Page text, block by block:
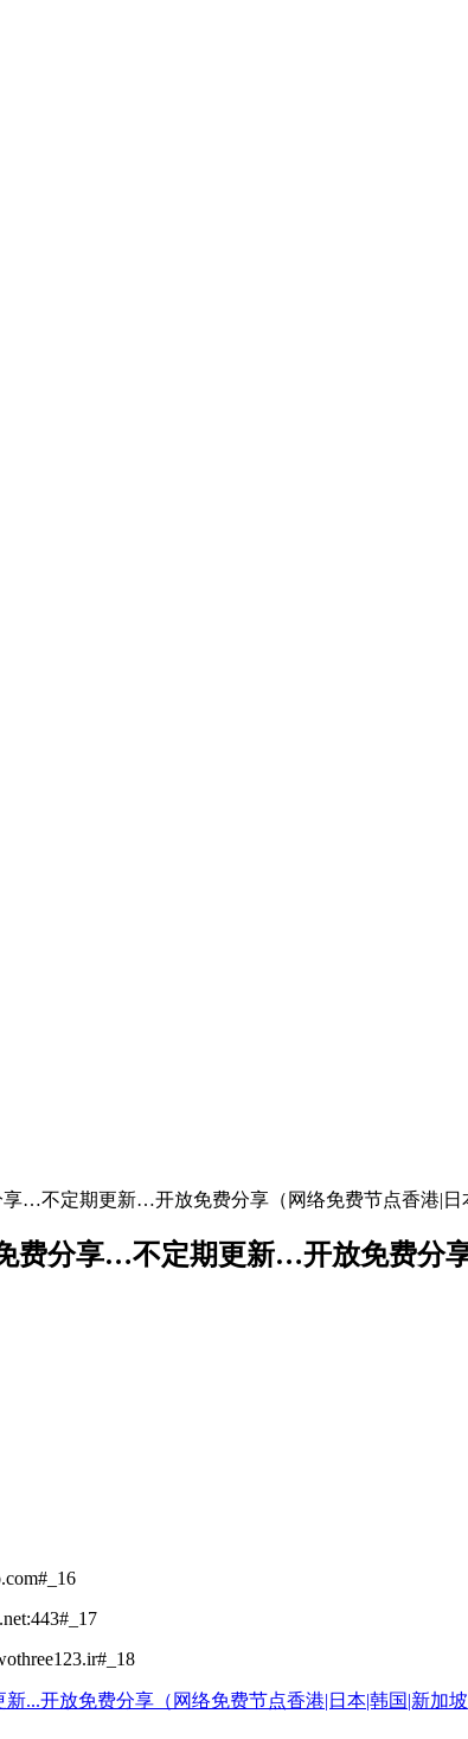
享…不定期更新…开放免费分享（网络免费节点香港|
费分享…不定期更新…开放免费分